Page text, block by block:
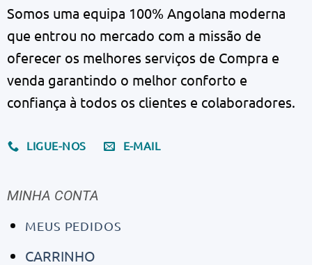
Somos uma equipa 100% Angolana moderna
que entrou no mercado com a missão de
oferecer os melhores serviços de Compra e
venda garantindo o melhor conforto e
confiança à todos os clientes e colaboradores.
LIGUE-NOS E-MAIL
MINHA CONTA
MEUS PEDIDOS
CARRINHO